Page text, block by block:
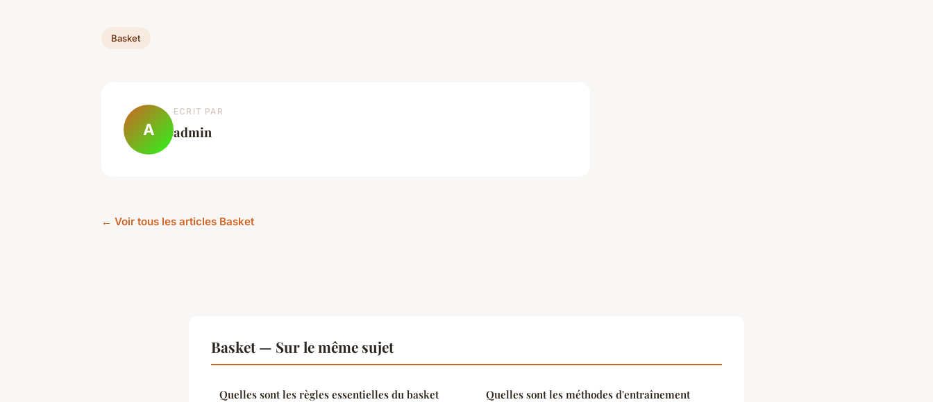
Basket
A
ECRIT PAR
admin
← Voir tous les articles Basket
Basket — Sur le même sujet
Quelles sont les règles essentielles du basket
Quelles sont les méthodes d'entraînement